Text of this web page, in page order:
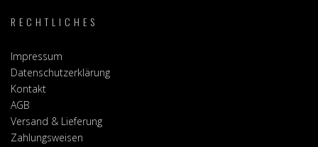
RECHTLICHES
Impressum
Datenschutzerklärung
Kontakt
AGB
Versand & Lieferung
Zahlungsweisen